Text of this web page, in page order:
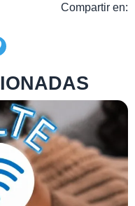
Compartir en: